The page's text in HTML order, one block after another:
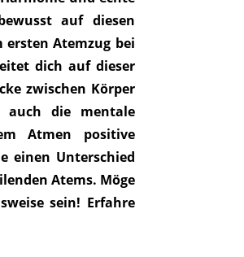
auf diesen
Atemzug bei
dich auf dieser
zwischen Körper
auch die mentale
Atmen positive
einen Unterschied
Atems. Möge
sein! Erfahre